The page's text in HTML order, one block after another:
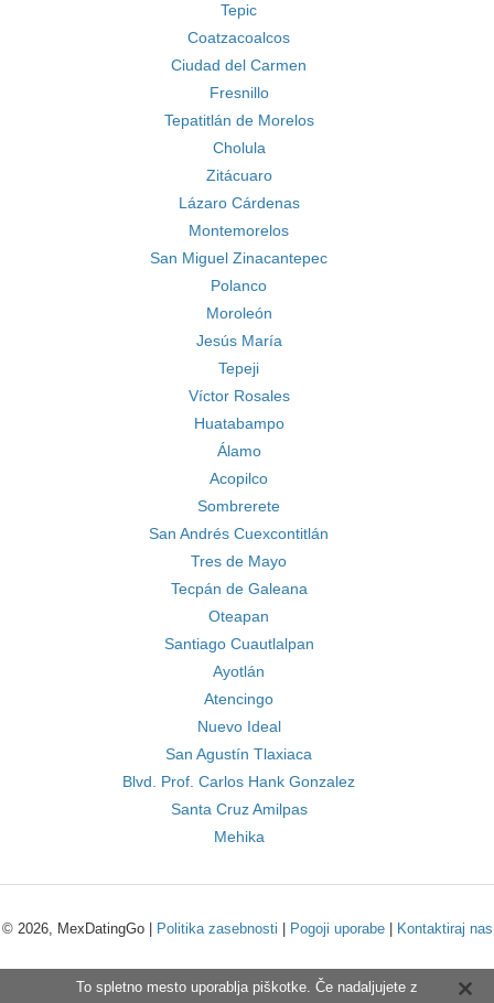
Tepic
Coatzacoalcos
Ciudad del Carmen
Fresnillo
Tepatitlán de Morelos
Cholula
Zitácuaro
Lázaro Cárdenas
Montemorelos
San Miguel Zinacantepec
Polanco
Moroleón
Jesús María
Tepeji
Víctor Rosales
Huatabampo
Álamo
Acopilco
Sombrerete
San Andrés Cuexcontitlán
Tres de Mayo
Tecpán de Galeana
Oteapan
Santiago Cuautlalpan
Ayotlán
Atencingo
Nuevo Ideal
San Agustín Tlaxiaca
Blvd. Prof. Carlos Hank Gonzalez
Santa Cruz Amilpas
Mehika
© 2026, MexDatingGo | Politika zasebnosti Pogoji uporabe| Kontaktiraj nas
To spletno mesto uporablja piškotke. Če nadaljujete z